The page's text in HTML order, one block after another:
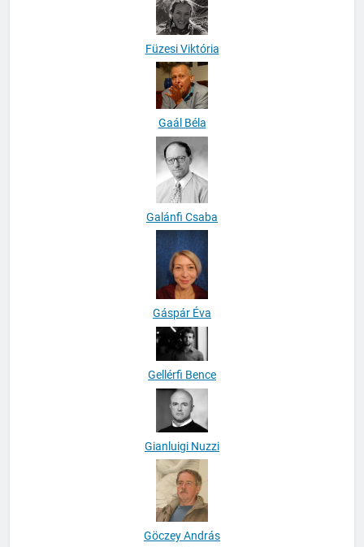
Füzesi Viktória
Gaál Béla
Galánfi Csaba
Gáspár Éva
Gellérfi Bence
Gianluigi Nuzzi
Göczey András